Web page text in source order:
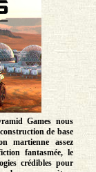
Games nous
de base
martienne assez
fantasmée, le
crédibles pour